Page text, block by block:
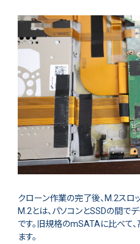
クローン作業の完了後、M.2スロ
M.2とは、パソコンとSSDの間で
です。旧規格のmSATAに比べて
ます。